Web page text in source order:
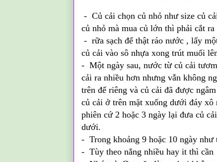
- Củ cải chọn củ nhỏ như size củ
củ nhỏ mà mua củ lớn thì phải cắt
- rữa sạch để thật ráo nước , lấy
củ cải vào sô nhựa xong trút muối
- Một ngày sau, nước từ củ cải
cải ra nhiều hơn nhưng vẫn không
trên để riêng và củ cải đã được
củ cải ở trên mặt xuống dưới đáy xô
phiên cứ 2 hoặc 3 ngày lại đưa củ
dưới.
- Trong khoảng 9 hoặc 10 ngày
- Tùy theo nắng nhiều hay it thì cần